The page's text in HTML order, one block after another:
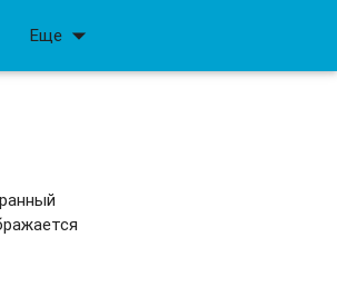
Еще arrow_drop_down